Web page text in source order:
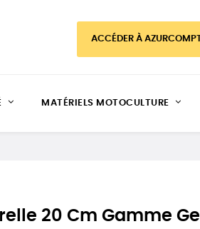
ACCÉDER À
MATÉRIELS MOTOCULTURE
20 Cm Gamme